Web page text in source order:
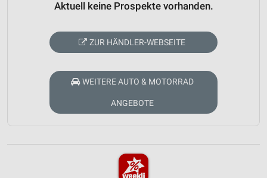
Aktuell keine Prospekte vorhanden.
ZUR HÄNDLER-WEBSEITE
WEITERE AUTO & MOTORRAD
ANGEBOTE